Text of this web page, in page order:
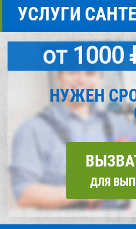
УСЛУГИ
от 1000
НУЖЕН
ДЛЯ